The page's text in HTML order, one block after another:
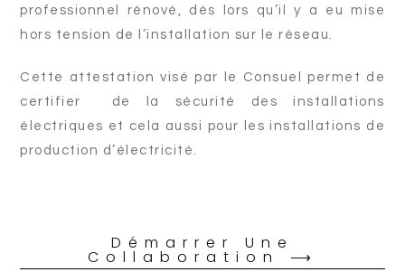
professionnel rénové, dés lors qu’il y a eu mise
hors tension de l’installation sur le réseau.
Cette attestation visé par le Consuel permet de
certifier de la sécurité des installations
électriques et cela aussi pour les installations de
production d’électricité.
Démarrer Une
Collaboration ⟶